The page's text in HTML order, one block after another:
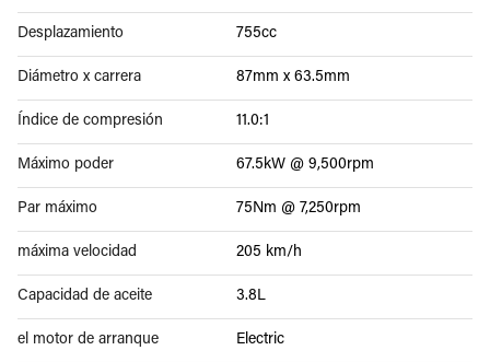
Desplazamiento 755cc
Diámetro x carrera 87mm x 63.5mm
Índice de compresión 11.0:1
Máximo poder 67.5kW @ 9,500rpm
Par máximo 75Nm @ 7,250rpm
máxima velocidad 205 km/h
Capacidad de aceite 3.8L
el motor de arranque Electric